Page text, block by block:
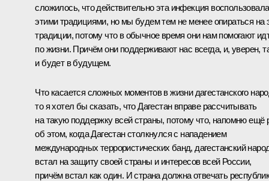
сложилось, что действительно эта инфекция
этими традициями, но мы будем тем не менее опираться на
традиции, потому что в обычное время они нам помогают
по жизни. Причём они поддерживают нас всегда, и, уверен,
и будет в будущем.
Что касается сложных моментов в жизни дагестанского
то я хотел бы сказать, что Дагестан вправе рассчитывать
на такую поддержку всей страны, потому что, напомню ещё
об этом, когда Дагестан столкнулся с нападением
международных террористических банд, дагестанский
встал на защиту своей страны и интересов всей России,
причём встал как один. И страна должна отвечать